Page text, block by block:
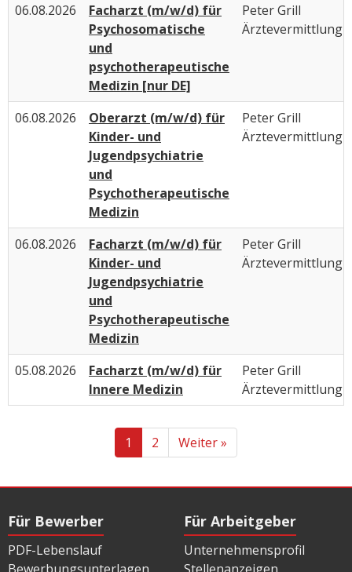
06.08.2026
Facharzt (m/w/d) für
Psychosomatische
und
psychotherapeutische
Medizin [nur DE]
Peter Grill
Ärztevermittlung
06.08.2026
Oberarzt (m/w/d) für
Kinder- und
Jugendpsychiatrie
und
Psychotherapeutische
Medizin
Peter Grill
Ärztevermittlung
06.08.2026
Facharzt (m/w/d) für
Kinder- und
Jugendpsychiatrie
und
Psychotherapeutische
Medizin
Peter Grill
Ärztevermittlung
05.08.2026
Facharzt (m/w/d) für
Innere Medizin
Peter Grill
Ärztevermittlung
1 2 Weiter »
Für Bewerber
PDF-Lebenslauf
Für Arbeitgeber
Unternehmensprofil